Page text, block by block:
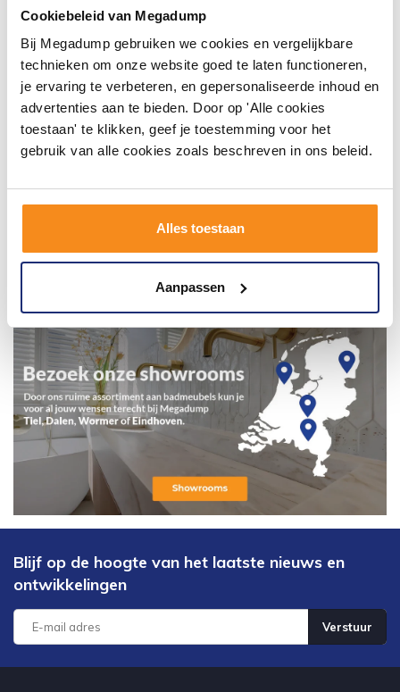
Cookiebeleid van Megadump
Bij Megadump gebruiken we cookies en vergelijkbare
technieken om onze website goed te laten functioneren,
je ervaring te verbeteren, en gepersonaliseerde inhoud en
advertenties aan te bieden. Door op 'Alle cookies
toestaan' te klikken, geef je toestemming voor het
gebruik van alle cookies zoals beschreven in ons beleid.
Alles toestaan
Aanpassen
inspirerende omgeving vol met unieke
badkamerstijlen. Doe je mee?
Blijf op de hoogte van het laatste nieuws en
ontwikkelingen
Verstuur